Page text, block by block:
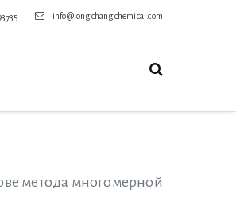
info@longchangchemical.com
метода многомерной